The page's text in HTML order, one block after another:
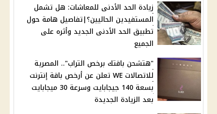
زيادة الحد الأدنى للمعاشات: هل تشمل
المستفيدين الحاليين؟|تفاصيل هامة حول
تطبيق الحد الأدنى الجديد وأثره على
الجميع
"هتشحن باقتك برخص التراب".. المصرية
للاتصالات WE تعلن عن أرخص باقة إنترنت
بسعة 140 جيجابايت وسرعة 30 ميجابايت
بعد الزيادة الجديدة